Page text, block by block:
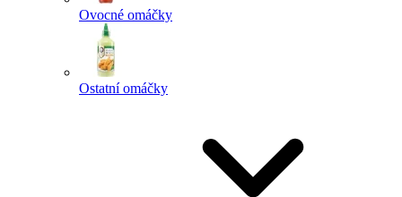
Ovocné omáčky
Ostatní omáčky